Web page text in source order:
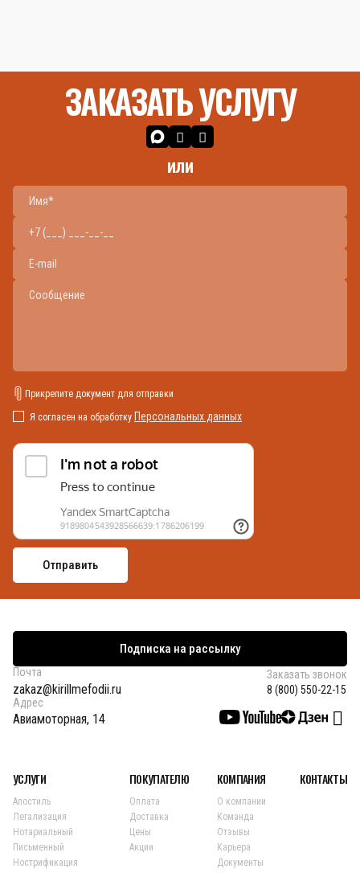
ЗАКАЗАТЬ УСЛУГУ
или
Прикрепите документ для отправки
Я согласен на обработку Персональных данных
Подписка на рассылку
Почта
zakaz@kirillmefodii.ru
Заказать звонок
8 (800) 550-22-15
Адрес
Авиамоторная, 14
УСЛУГИ
Апостиль
Легализация
Нотариальный
Письменный
Нострификация
ПОКУПАТЕЛЮ
Оплата
Доставка
Цены
Акции
КОМПАНИЯ
О компании
Команда
Отзывы
Карьера
Документы
КОНТАКТЫ